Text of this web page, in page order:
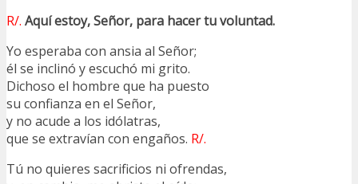
R/. Aquí estoy, Señor, para hacer tu voluntad.
Yo esperaba con ansia al Señor;
él se inclinó y escuchó mi grito.
Dichoso el hombre que ha puesto
su confianza en el Señor,
y no acude a los idólatras,
que se extravían con engaños. R/.
Tú no quieres sacrificios ni ofrendas,